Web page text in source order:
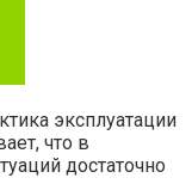
эксплуатации
что в
достаточно